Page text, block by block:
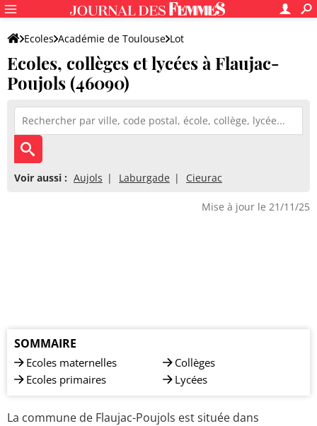
Ecoles Académie de Toulouse Lot
Ecoles, collèges et lycées à Flaujac-
Poujols (46090)
Voir aussi : Aujols Laburgade Cieurac
Mise à jour le 21/11/25
SOMMAIRE
Ecoles maternelles
Ecoles primaires
Collèges
Lycées
La commune de Flaujac-Poujols est située dans